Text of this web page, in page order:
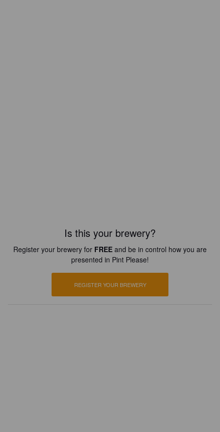
Is this your brewery?
Register your brewery for FREE and be in control how you are
presented in Pint Please!
REGISTER YOUR BREWERY